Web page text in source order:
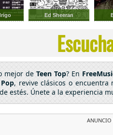
Ed Sheeran
mejor de Teen Top? En
, revive clásicos o
estés. Únete a la experiencia
ANUNCIO